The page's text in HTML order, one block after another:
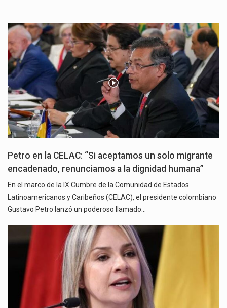
Petro en la CELAC: “Si aceptamos un solo migrante
encadenado, renunciamos a la dignidad humana”
En el marco de la IX Cumbre de la Comunidad de Estados
Latinoamericanos y Caribeños (CELAC), el presidente colombiano
Gustavo Petro lanzó un poderoso llamado…